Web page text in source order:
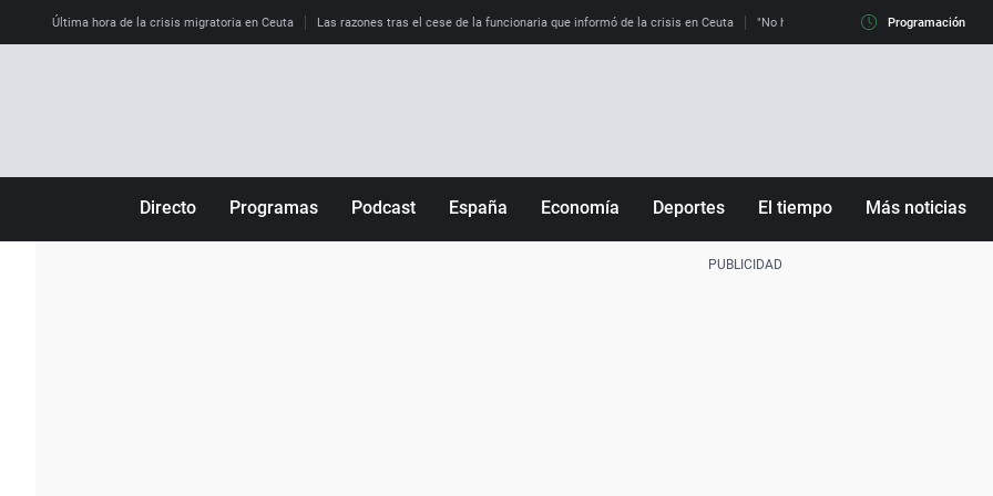
Última hora de la crisis migratoria en Ceuta Las razones tras el cese de la funcionaria que informó de la crisis en Ceuta "No hay mafias, que no nos engañen":
Programación
Directo Programas Podcast España Economía Deportes El tiempo Más noticias